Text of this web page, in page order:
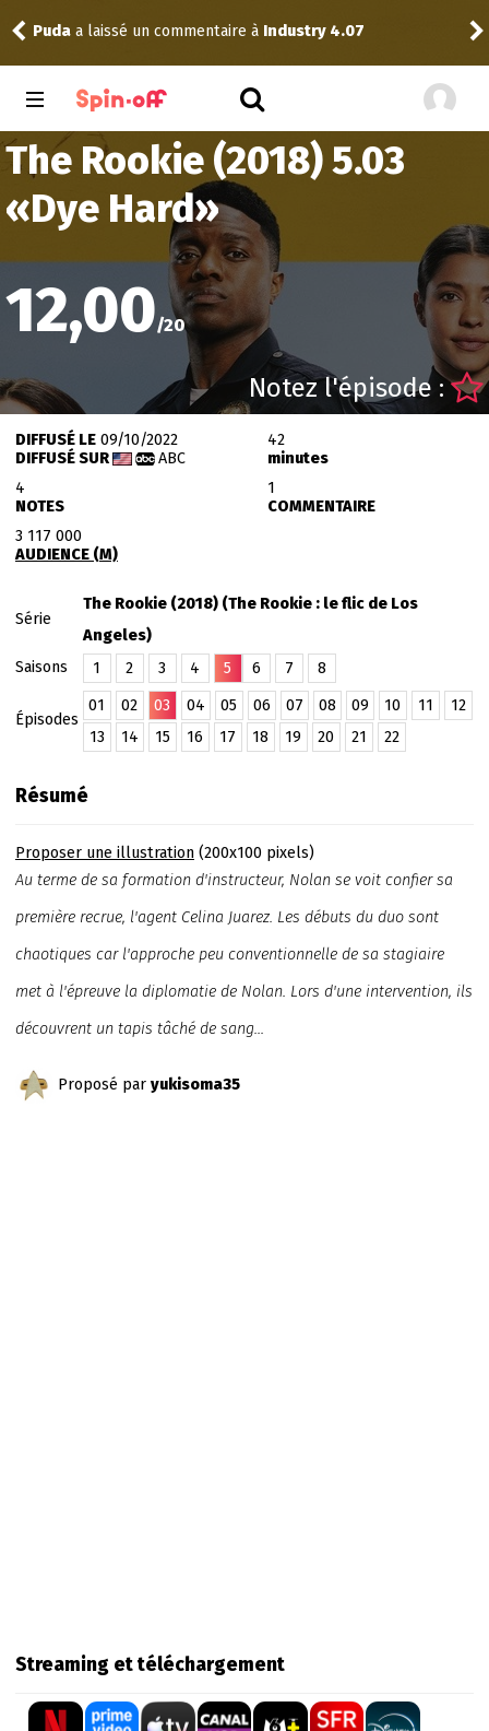
Puda a laissé un commentaire à Industry 4.07
The Rookie (2018) 5.03
«Dye Hard»
12,00/20
Notez l'épisode :
DIFFUSÉ LE09/10/2022
DIFFUSÉ SUR
ABC
42
minutes
4
NOTES
1
COMMENTAIRE
3 117 000
AUDIENCE (M)
Série
The Rookie (2018) (The Rookie : le flic de Los
Angeles)
Saisons
1 2 3 4 5 6 7 8
Épisodes
01 02 03 04 05 06 07 08 09 10 11
12
13
14 15 16 17 18 19 20 21 22
Résumé
Proposer une illustration(200x100 pixels)
Au terme de sa formation d'instructeur, Nolan se voit confier sa
première recrue, l'agent Celina Juarez. Les débuts du duo sont
chaotiques car l'approche peu conventionnelle de sa stagiaire
met à l'épreuve la diplomatie de Nolan. Lors d'une intervention, ils
découvrent un tapis tâché de sang...
Proposé par yukisoma35
Streaming et téléchargement